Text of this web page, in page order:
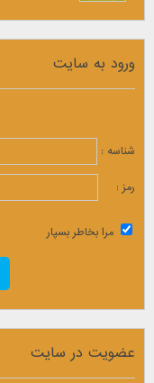
ورود به سایت
شناسه :
رمز :
مرا بخاطر بسپار
عضویت در سایت